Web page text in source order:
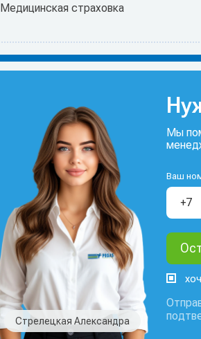
Медицинская страховка
Стрелецкая Александра
Мы
Ваш